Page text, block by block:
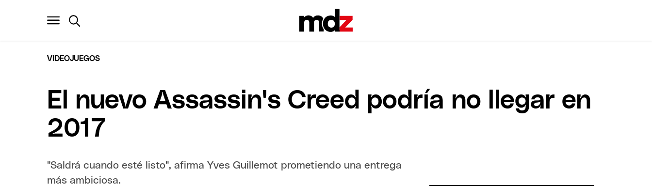
VIDEOJUEGOS
El nuevo Assassin's Creed podría no llegar en
2017
"Saldrá cuando esté listo", afirma Yves Guillemot prometiendo una entrega
más ambiciosa.